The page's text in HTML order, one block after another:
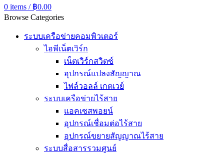
0 items / ฿0.00
Browse Categories
ระบบเครือข่ายคอมพิวเตอร์
ไอพีเน็ตเวิร์ก
เน็ตเวิร์กสวิตซ์
อุปกรณ์แปลงสัญญาณ
ไฟล์วอลล์ เกตเวย์
ระบบเครือข่ายไร้สาย
แอคเซสพอยน์
อุปกรณ์เชื่อมต่อไร้สาย
อุปกรณ์ขยายสัญญาณไร้สาย
ระบบสื่อสารรวมศูนย์